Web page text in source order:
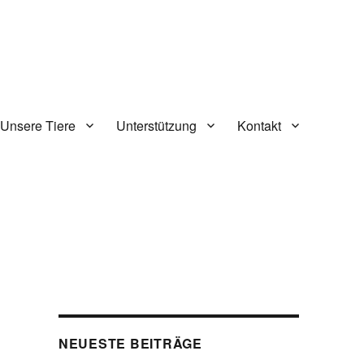
Unsere Tiere Unterstützung Kontakt
NEUESTE BEITRÄGE